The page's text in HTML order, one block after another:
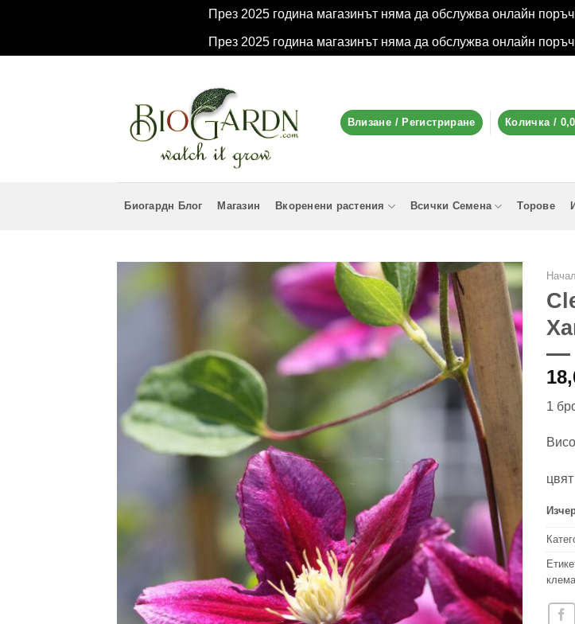
През 2025 година магазинът няма да обслужва онлайн
През 2025 година магазинът няма да обслужва онлайн
Влизане / Регистриране Количка /
Биогардн Блог Магазин Вкоренени растения Всички Семена Торове
1